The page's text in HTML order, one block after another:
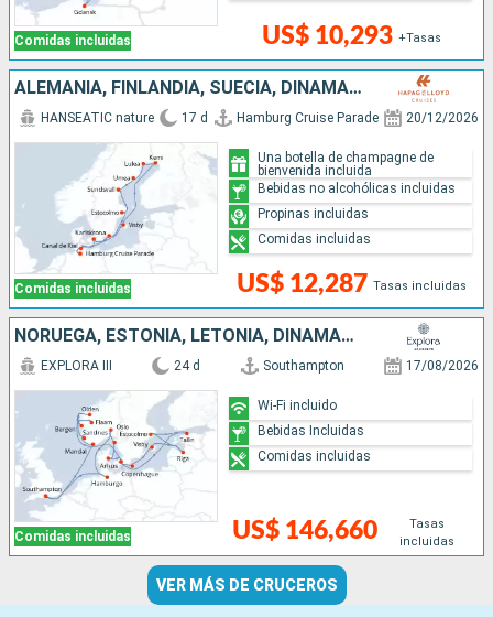
Comidas incluidas US$ 10,293 +Tasas
ALEMANIA, FINLANDIA, SUECIA, DINAMARCA
Comidas incluidas
HANSEATIC nature 17 d Hamburg Cruise Parade 20/12/2026
US$ 12,287 Tasas incluidas
Una botella de champagne de
bienvenida incluida
Bebidas no alcohólicas incluidas
Propinas incluidas
Comidas incluidas
NORUEGA, ESTONIA, LETONIA, DINAMARCA, SUECIA, ALEMANIA, REINO UNIDO
Comidas incluidas
EXPLORA III 24 d Southampton 17/08/2026
US$ 146,660
Tasas
incluidas
Wi-Fi incluido
Bebidas Incluidas
Comidas incluidas
VER MÁS DE CRUCEROS